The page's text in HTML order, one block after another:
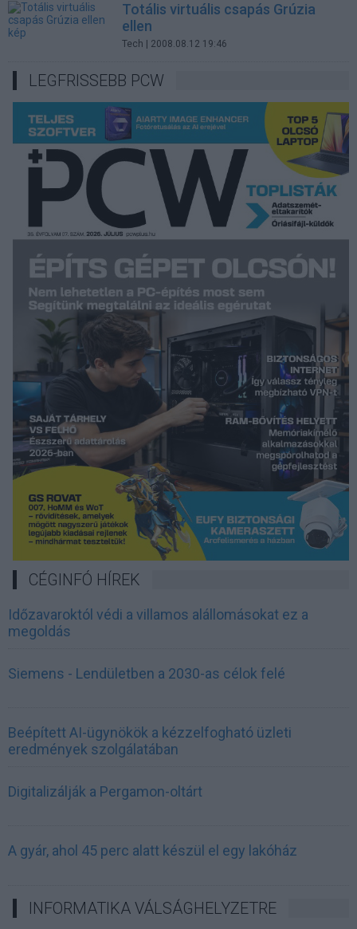
Totális virtuális csapás Grúzia
ellen
Tech | 2008.08.12 19:46
LEGFRISSEBB PCW
CÉGINFÓ HÍREK
Időzavaroktól védi a villamos alállomásokat ez a
megoldás
Siemens - Lendületben a 2030-as célok felé
Beépített AI-ügynökök a kézzelfogható üzleti
eredmények szolgálatában
Digitalizálják a Pergamon-oltárt
A gyár, ahol 45 perc alatt készül el egy lakóház
INFORMATIKA VÁLSÁGHELYZETRE